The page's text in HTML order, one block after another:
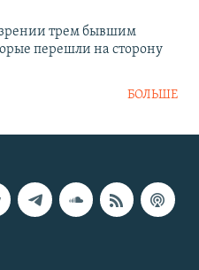
трем бывшим
перешли на сторону
БОЛЬШЕ